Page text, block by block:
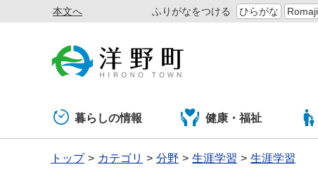
本文へ ふりがなをつける ひらがな Romaji
暮らしの情報 健康・福祉
トップ カテゴリ 分野 生涯学習 生涯学習